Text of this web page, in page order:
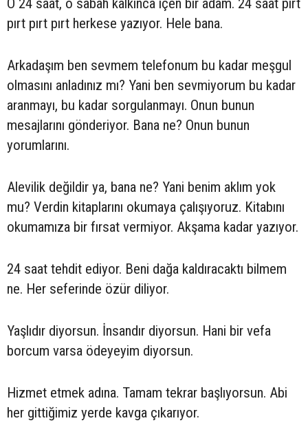
pırt pırt pırt herkese yazıyor. Hele bana.
Arkadaşım ben sevmem telefonum bu kadar meşgul
olmasını anladınız mı? Yani ben sevmiyorum bu kadar
aranmayı, bu kadar sorgulanmayı. Onun bunun
mesajlarını gönderiyor. Bana ne? Onun bunun
yorumlarını.
Alevilik değildir ya, bana ne? Yani benim aklım yok
mu? Verdin kitaplarını okumaya çalışıyoruz. Kitabını
okumamıza bir fırsat vermiyor. Akşama kadar yazıyor.
24 saat tehdit ediyor. Beni dağa kaldıracaktı bilmem
ne. Her seferinde özür diliyor.
Yaşlıdır diyorsun. İnsandır diyorsun. Hani bir vefa
borcum varsa ödeyeyim diyorsun.
Hizmet etmek adına. Tamam tekrar başlıyorsun. Abi
her gittiğimiz yerde kavga çıkarıyor.